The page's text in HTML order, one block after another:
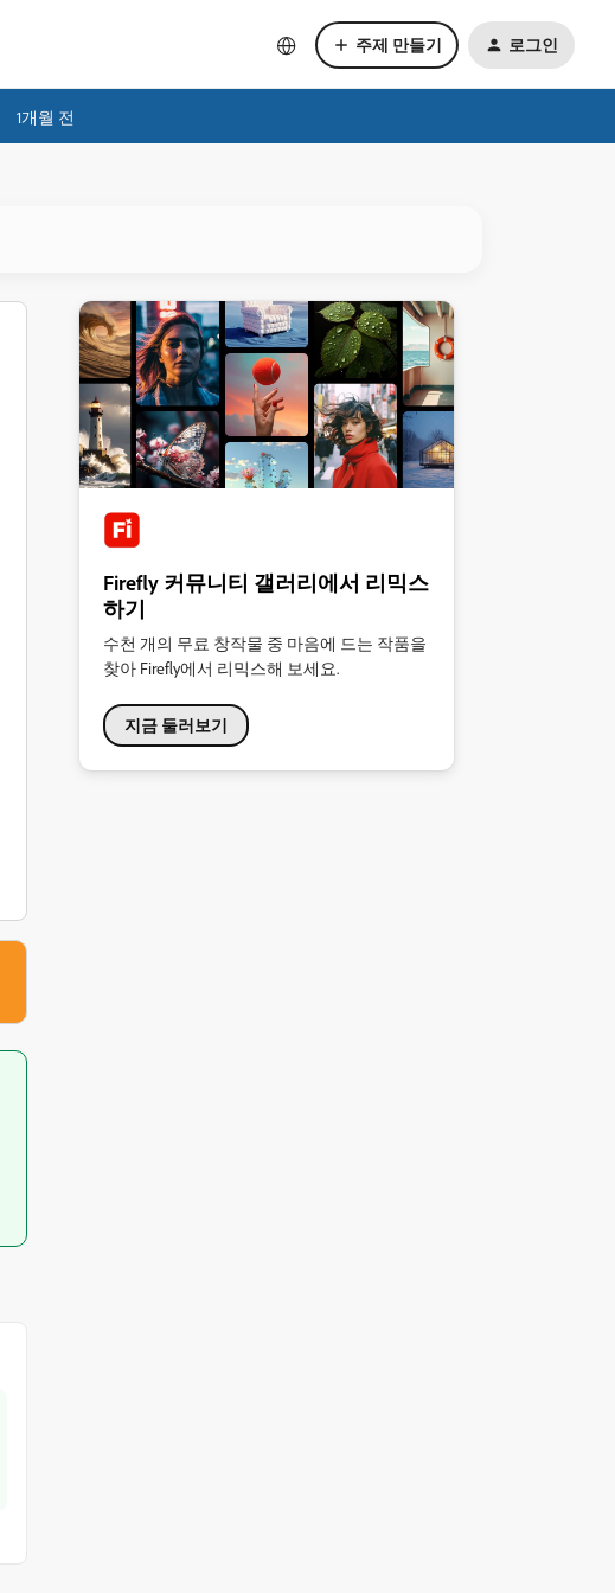
주제 만들기 로그인
1개월 전
Firefly 커뮤니티 갤러리에서 리믹스
하기
수천 개의 무료 창작물 중 마음에 드는 작품을
찾아 Firefly에서 리믹스해 보세요.
지금 둘러보기